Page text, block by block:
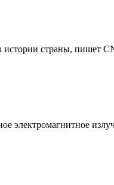
страны, пишет
электромагнитное